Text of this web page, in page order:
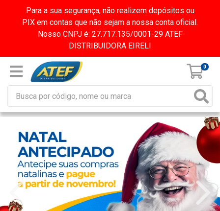
Para a sua segurança, não realizem depósitos ou
PIX em contas que não sejam a nossa conta oficial.
Nosso CNPJ é: 27.717.135/0001-29 ATEF
DISTRIBUIDORA EIRELI
0